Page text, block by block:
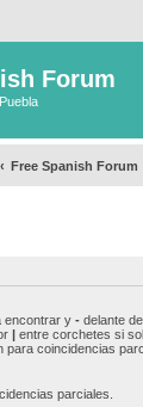
Forum
Free Spanish Forum
encontrar y - delante
| entre corchetes si
para coincidencias
parciales.